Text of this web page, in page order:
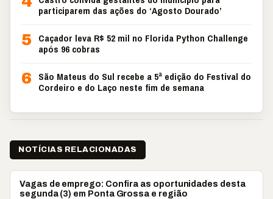
participarem das ações do ‘Agosto Dourado’
5 Caçador leva R$ 52 mil no Florida Python Challenge
após 96 cobras
6 São Mateus do Sul recebe a 5ª edição do Festival do
Cordeiro e do Laço neste fim de semana
NOTÍCIAS RELACIONADAS
VAGAS DE EMPREGO
Vagas de emprego: Confira as oportunidades desta
segunda (3) em Ponta Grossa e região